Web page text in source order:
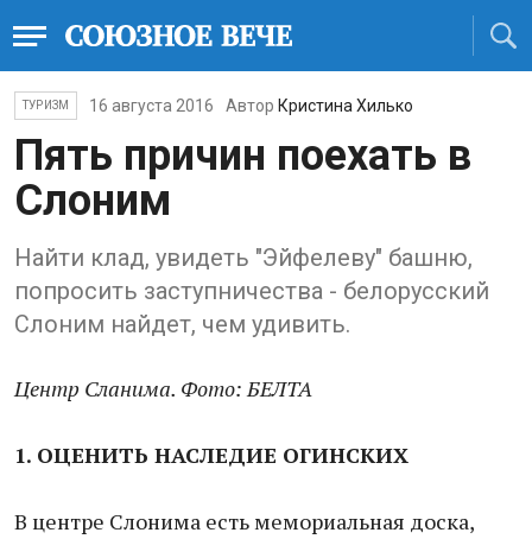
ТУРИЗМ 16 августа 2016 Автор Кристина Хилько
Пять причин поехать в
Слоним
Найти клад, увидеть "Эйфелеву" башню,
попросить заступничества - белорусский
Слоним найдет, чем удивить.
Центр Сланима. Фото: БЕЛТА
1. ОЦЕНИТЬ НАСЛЕДИЕ ОГИНСКИХ
В центре Слонима есть мемориальная доска,